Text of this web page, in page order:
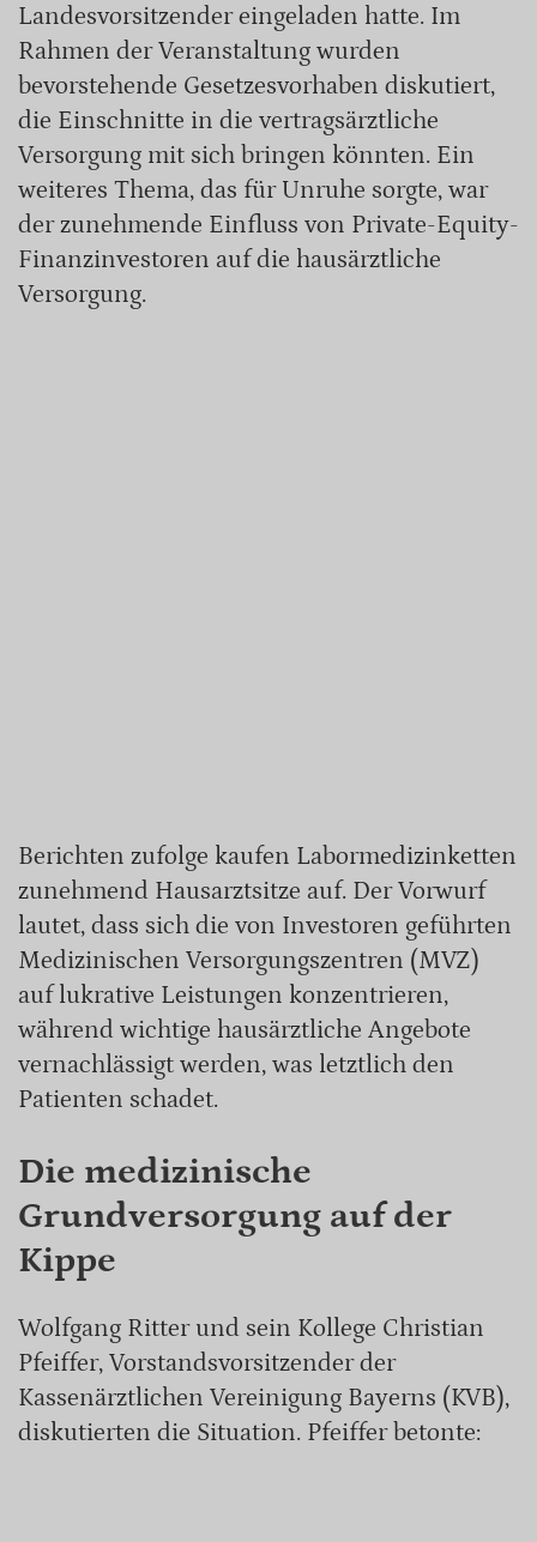
Landesvorsitzender eingeladen hatte. Im
Rahmen der Veranstaltung wurden
bevorstehende Gesetzesvorhaben diskutiert,
die Einschnitte in die vertragsärztliche
Versorgung mit sich bringen könnten. Ein
weiteres Thema, das für Unruhe sorgte, war
der zunehmende Einfluss von Private-Equity-
Finanzinvestoren auf die hausärztliche
Versorgung.
Berichten zufolge kaufen Labormedizinketten
zunehmend Hausarztsitze auf. Der Vorwurf
lautet, dass sich die von Investoren geführten
Medizinischen Versorgungszentren (MVZ)
auf lukrative Leistungen konzentrieren,
während wichtige hausärztliche Angebote
vernachlässigt werden, was letztlich den
Patienten schadet.
Die medizinische
Grundversorgung auf der
Kippe
Wolfgang Ritter und sein Kollege Christian
Pfeiffer, Vorstandsvorsitzender der
Kassenärztlichen Vereinigung Bayerns (KVB),
diskutierten die Situation. Pfeiffer betonte: